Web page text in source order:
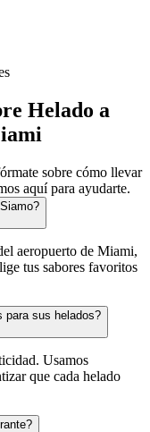
Helado a
sobre cómo llevar
aquí para ayudarte.
aeropuerto de Miami,
tus sabores favoritos
para sus helados?
Usamos
que cada helado